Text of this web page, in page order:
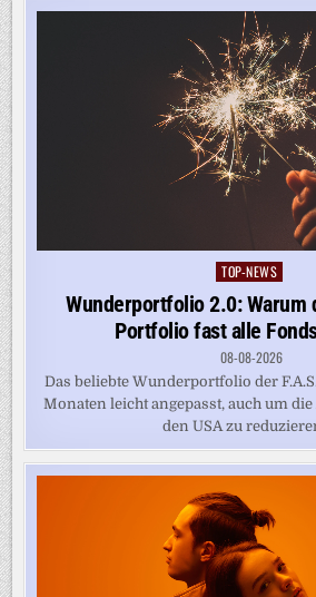
Posted
in
TOP-NEWS
Wunderportfolio 2.0: Warum
Portfolio fast alle
08-08-2026
Das beliebte Wunderportfolio der
Monaten leicht angepasst, auch um
den USA zu